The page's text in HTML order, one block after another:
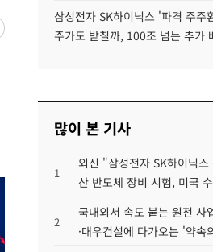
삼성전자 SK하이닉스 '파격 주주
주가도 받칠까, 100조 넘는 추가
많이 본 기사
1
외신 "삼성전자 SK하이닉
산 반도체 장비 시험, 미국
2
국내외서 속도 붙는 원전 사
·대우건설에 다가오는 '약속